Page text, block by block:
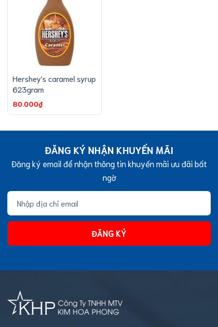
Hershey's caramel syrup
623gram
80.000₫
ĐĂNG KÝ NHẬN KHUYẾN MÃI
Đăng ký email để nhận thông tin khuyến mãi ưu đãi bất
ngờ
ĐĂNG KÝ